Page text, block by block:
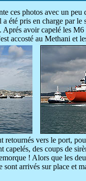
ces photos avec un
été pris en charge par le
avoir capelé les
accosté au Methani et
retournés vers le port,
capelés, des coups de
! Alors que les
arrivés sur place et